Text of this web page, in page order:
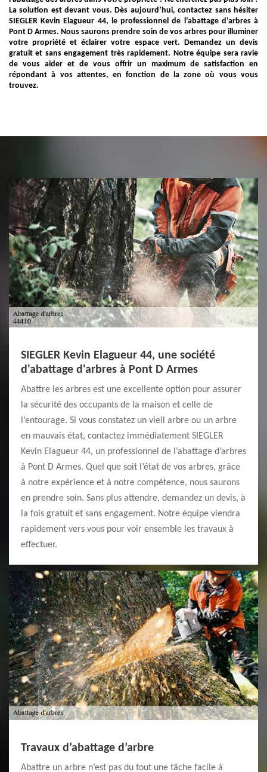
La solution est devant vous. Dès aujourd’hui, contactez sans hésiter
SIEGLER Kevin Elagueur 44, le professionnel de l’abattage d’arbres à
Pont D Armes. Nous saurons prendre soin de vos arbres pour illuminer
votre propriété et éclairer votre espace vert. Demandez un devis
gratuit et sans engagement très rapidement. Notre équipe sera ravie
de vous aider et de vous offrir un maximum de satisfaction en
répondant à vos attentes, en fonction de la zone où vous vous
trouvez.
SIEGLER Kevin Elagueur 44, une société
d'abattage d'arbres à Pont D Armes
Abattre les arbres est une excellente option pour assurer
la sécurité des occupants de la maison et celle de
l’entourage. Si vous constatez un vieil arbre ou un arbre
en mauvais état, contactez immédiatement SIEGLER
Kevin Elagueur 44, un professionnel de l’abattage d’arbres
à Pont D Armes. Quel que soit l’état de vos arbres, grâce
à notre expérience et à notre compétence, nous saurons
en prendre soin. Sans plus attendre, demandez un devis, à
la fois gratuit et sans engagement. Notre équipe viendra
rapidement vers vous pour voir ensemble les travaux à
effectuer.
Travaux d’abattage d’arbre
Abattre un arbre n’est pas du tout une tâche facile à